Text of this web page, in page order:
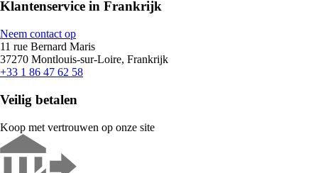
Klantenservice in Frankrijk
Neem contact op
11 rue Bernard Maris
37270 Montlouis-sur-Loire, Frankrijk
+33 1 86 47 62 58
Veilig betalen
Koop met vertrouwen op onze site